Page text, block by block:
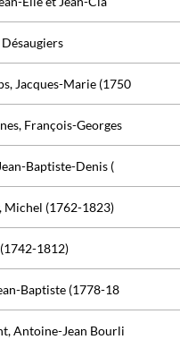
Jacques-Marie (1750
François-Georges
Baptiste-Denis (
Michel (1762-1823)
1812)
Baptiste (1778-18
Antoine-Jean Bourli